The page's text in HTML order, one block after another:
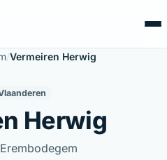
/Vermeiren Herwig
Herwig